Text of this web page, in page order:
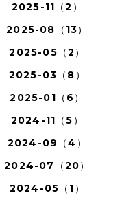
2025-11（2）
2025-08（13）
2025-05（2）
2025-03（8）
2025-01（6）
2024-11（5）
2024-09（4）
2024-07（20）
2024-05（1）